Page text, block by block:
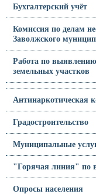
Бухгалтерский учёт
Комиссия по делам
Заволжского
Работа по
земельных участков
Антинаркотическая
Градостроительство
Муниципальные
"Горячая линия" по
Опросы населения